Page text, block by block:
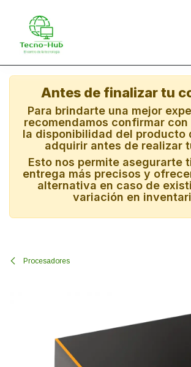
Antes de finalizar tu
Para brindarte una mejor
recomendamos confirmar con
la disponibilidad del producto
adquirir antes de realizar
Esto nos permite asegurarte
entrega más precisos y
alternativa en caso de
variación en
Procesadores